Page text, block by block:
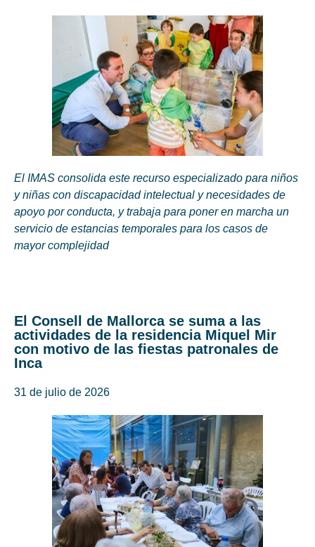
El IMAS consolida este recurso especializado para niños
y niñas con discapacidad intelectual y necesidades de
apoyo por conducta, y trabaja para poner en marcha un
servicio de estancias temporales para los casos de
mayor complejidad
El Consell de Mallorca se suma a las
actividades de la residencia Miquel Mir
con motivo de las fiestas patronales de
Inca
31 de julio de 2026